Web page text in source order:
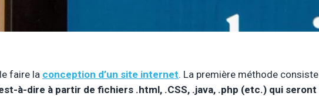
faire la conception d’un site internet. La première méthode consiste
à-dire à partir de fichiers .html, .CSS, .java, .php (etc.) qui seront